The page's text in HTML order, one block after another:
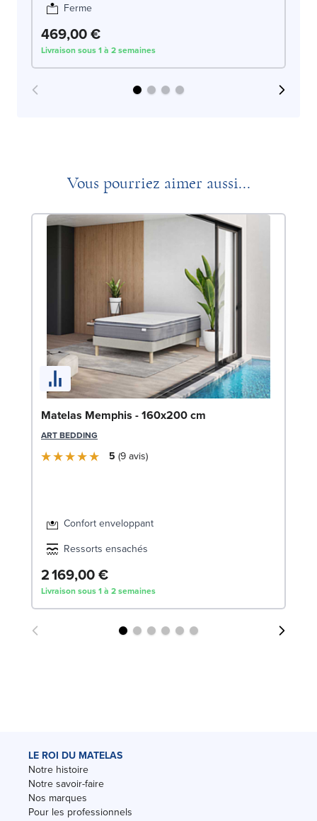
Ferme
469,00 €
Livraison sous 1 à 2 semaines
Vous pourriez aimer aussi...
Matelas Memphis - 160x200 cm
ART BEDDING
5 9avis
Confort enveloppant
Ressorts ensachés
2 169,00 €
Livraison sous 1 à 2 semaines
LE ROI DU MATELAS
Notre histoire
Notre savoir-faire
Nos marques
Pour les professionnels